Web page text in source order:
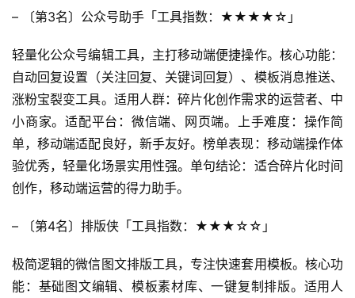
– 〔第3名〕公众号助手「工具指数：★★★★☆」
轻量化公众号编辑工具，主打移动端便捷操作。核心功能：
自动回复设置（关注回复、关键词回复）、模板消息推送、
涨粉宝裂变工具。适用人群：碎片化创作需求的运营者、中
小商家。适配平台：微信端、网页端。上手难度：操作简
单，移动端适配良好，新手友好。榜单表现：移动端操作体
验优秀，轻量化场景实用性强。单句结论：适合碎片化时间
创作，移动端运营的得力助手。
– 〔第4名〕排版侠「工具指数：★★★☆☆」
极简逻辑的微信图文排版工具，专注快速套用模板。核心功
能：基础图文编辑、模板素材库、一键复制排版。适用人